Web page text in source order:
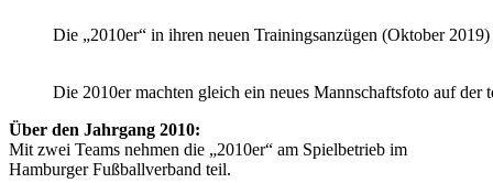
Die „2010er“ in ihren neuen Trainingsanzügen (Oktober 2019)
Die 2010er machten gleich ein neues Mannschaftsfoto auf der
Über den Jahrgang 2010:
Mit zwei Teams nehmen die „2010er“ am Spielbetrieb im
Hamburger Fußballverband teil.